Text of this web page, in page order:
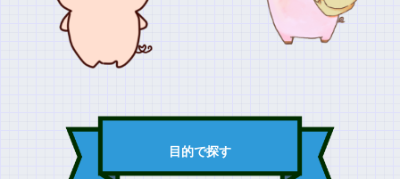
目的で探す